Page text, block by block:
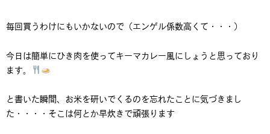
毎回買うわけにもいかないので（エンゲル係数高くて・・・）
今日は簡単にひき肉を使ってキーマカレー風にしょうと思っており
ます。
と書いた瞬間、お米を研いでくるのを忘れたことに気づきまし
た・・・・そこは何とか早炊きで頑張ります